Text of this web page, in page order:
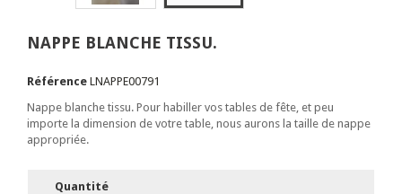
NAPPE BLANCHE TISSU.
Référence LNAPPE00791
Nappe blanche tissu. Pour habiller vos tables de fête, et peu
importe la dimension de votre table, nous aurons la taille de nappe
appropriée.
Quantité